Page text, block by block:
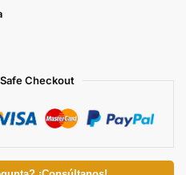
Checkout